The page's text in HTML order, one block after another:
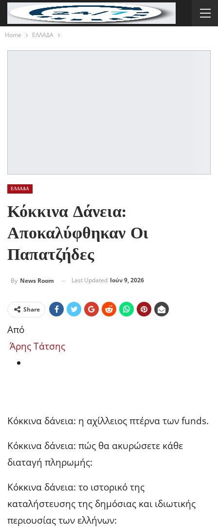
Home ΕΛΛΑΔΑ
ΕΛΛΑΔΑ
Κόκκινα Δάνεια:
Αποκαλύφθηκαν Οι
Παπατζήδες
By News Room Last Updated Ιούν 9, 2026
Share
Από
Άρης Τάτσης
ΟΙ
ΠΑΠΑΤΖΗΔΕΣ
Κόκκινα δάνεια: η αχίλλειος πτέρνα των funds.
Κόκκινα δάνεια: πώς θα ακυρώσετε κάθε
διαταγή πληρωμής:
Κόκκινα δάνεια: το ιστορικό της
καταλήστευσης της δημόσιας και ιδιωτικής
περιουσίας των ελλήνων: